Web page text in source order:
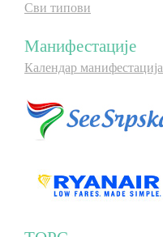
Сви типови
Манифестације
Календар манифестација